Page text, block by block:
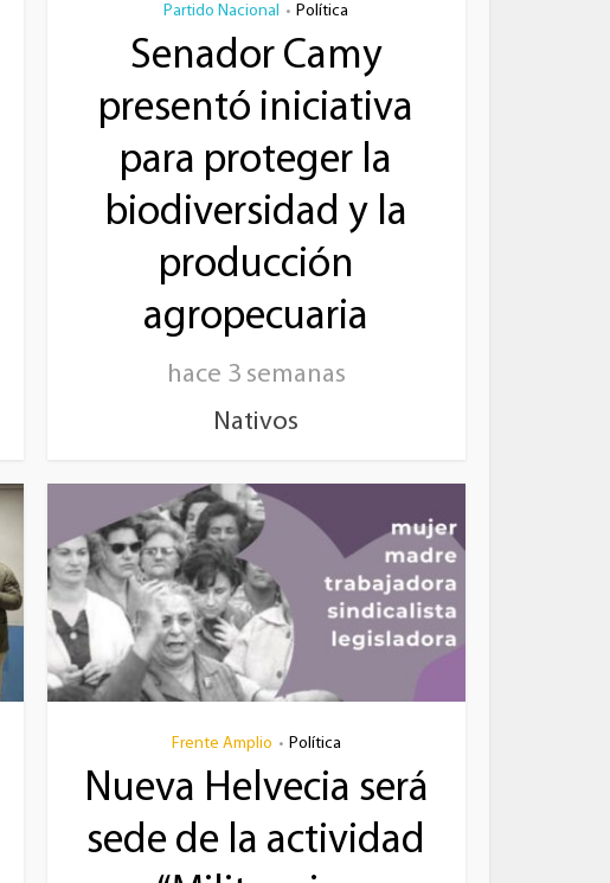
Partido Nacional • Política
Senador Camy
presentó iniciativa
para proteger la
biodiversidad y la
producción
agropecuaria
hace 3 semanas
Nativos
Frente Amplio • Política
Nueva Helvecia será
sede de la actividad